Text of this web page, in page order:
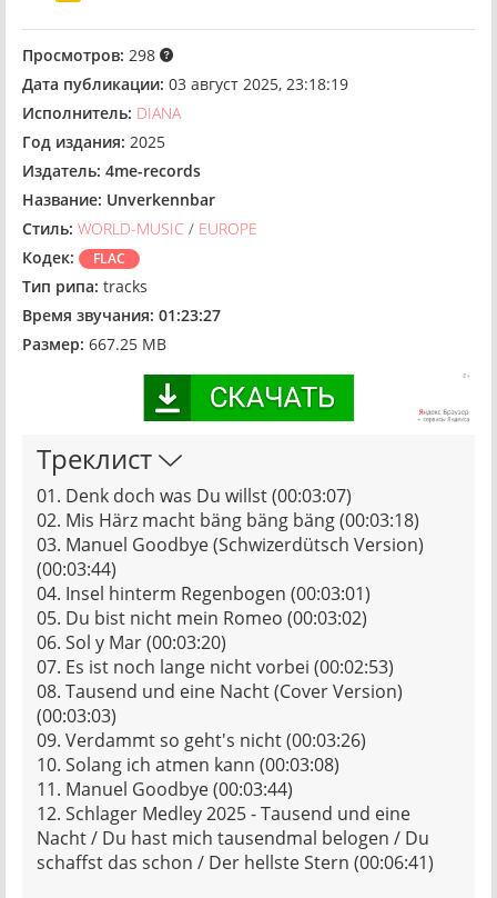
Просмотров: 298
Дата публикации: 03 август 2025, 23:18:19
Исполнитель: DIANA
Год издания: 2025
Издатель: 4me-records
Название: Unverkennbar
Стиль: WORLD-MUSIC / EUROPE
Кодек:
FLAC
Тип рипа: tracks
Время звучания: 01:23:27
Размер: 667.25 MB
Треклист
01. Denk doch was Du willst (00:03:07)
02. Mis Härz macht bäng bäng bäng (00:03:18)
03. Manuel Goodbye (Schwizerdütsch Version)
(00:03:44)
04. Insel hinterm Regenbogen (00:03:01)
05. Du bist nicht mein Romeo (00:03:02)
06. Sol y Mar (00:03:20)
07. Es ist noch lange nicht vorbei (00:02:53)
08. Tausend und eine Nacht (Cover Version)
(00:03:03)
09. Verdammt so geht's nicht (00:03:26)
10. Solang ich atmen kann (00:03:08)
11. Manuel Goodbye (00:03:44)
12. Schlager Medley 2025 - Tausend und eine
Nacht / Du hast mich tausendmal belogen / Du
schaffst das schon / Der hellste Stern (00:06:41)